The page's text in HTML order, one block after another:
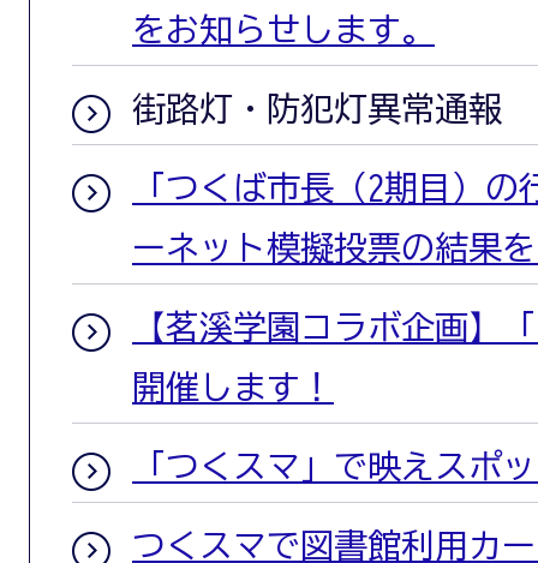
をお知らせします。
街路灯・防犯灯異常通報
「つくば市長（2期目）
ーネット模擬投票の結果
【茗溪学園コラボ企画】
開催します！
「つくスマ」で映えスポ
つくスマで図書館利用カ